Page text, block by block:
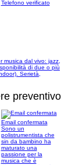
Telefono verificato
dal vivo: jazz,
di due o più
Serietà,
preventivo
Email confermata
Sono un
polistrumentista che
sin da bambino ha
maturato una
passione per la
musica che è